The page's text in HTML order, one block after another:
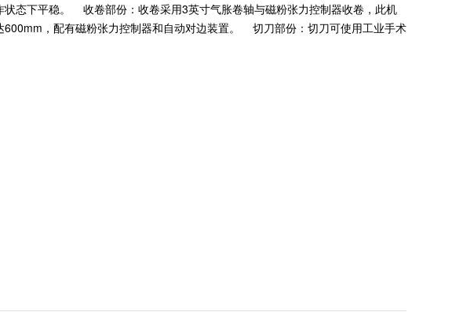
态下平稳。 收卷部份：收卷采用3英寸气胀卷轴与磁粉张力控制器收卷，此机
，配有磁粉张力控制器和自动对边装置。 切刀部份：切刀可使用工业手术